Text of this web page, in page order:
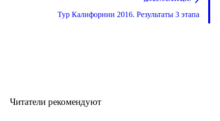
Тур Калифорнии 2016. Результаты 3 этапа
Читатели рекомендуют